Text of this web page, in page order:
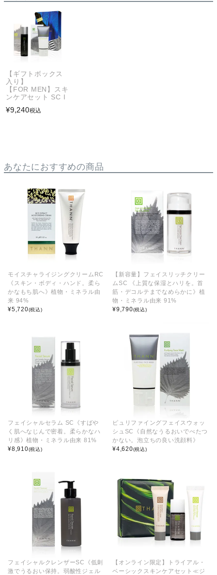
【ギフトボックス
入り】
【FOR MEN】スキ
ンケアセット SC I
¥9,240税込
あなたにおすすめの商品
モイスチャライジングクリームRC
《スキン・ボディ・ハンド。柔ら
かなもち肌へ》植物・ミネラル由
来 94%
¥5,720(税込)
【新容量】フェイスリッチクリー
ムSC 《上質な保湿とハリを。首
筋・デコルテまでなめらかに》植
物・ミネラル由来 91%
¥9,790(税込)
フェイシャルセラム SC《すばや
く肌へなじんで密着。柔らかなハ
リ感》植物・ミネラル由来 81%
¥8,910(税込)
ピュリファイングフェイスウォッ
シュSC《自然なうるおいでべたつ
かない。泡立ちの良い洗顔料》
¥4,620(税込)
フェイシャルクレンザーSC《低刺
激でうるおい保持。弱酸性ジェル
【オンライン限定】トライアル・
ベーシックスキンケアセット≪ジ